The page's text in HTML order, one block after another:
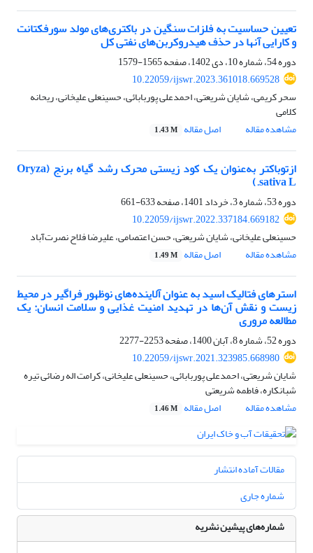
تعیین حساسیت به فلزات سنگین در باکتری‌های مولد سورفکتانت
و کارایی آنها در حذف هیدروکربن‌های نفتی کل
دوره 54، شماره 10، دی 1402، صفحه
1565-1579
10.22059/ijswr.2023.361018.669528
سحر کریمی، شایان شریعتی، احمدعلی پوربابائی، حسینعلی علیخانی، ریحانه
کلامی
مشاهده مقاله
اصل مقاله 1.43 M
ازتوباکتر به‌عنوان یک کود زیستی محرک رشد گیاه برنج (Oryza
sativa L.)
دوره 53، شماره 3، خرداد 1401، صفحه
633-661
10.22059/ijswr.2022.337184.669182
حسینعلی علیخانی، شایان شریعتی، حسن اعتصامی، علیرضا فلاح نصرت‌آباد
مشاهده مقاله
اصل مقاله 1.49 M
استرهای فتالیک اسید به عنوان آلاینده‌های نوظهور فراگیر در محیط
زیست و نقش آن‌ها در تهدید امنیت غذایی و سلامت انسان: یک
مطالعه مروری
دوره 52، شماره 8، آبان 1400، صفحه
2253-2277
10.22059/ijswr.2021.323985.668980
شایان شریعتی، احمدعلی پوربابائی، حسینعلی علیخانی، کرامت اله رضائی تیره
شبانکاره، فاطمه شریعتی
مشاهده مقاله
اصل مقاله 1.46 M
مقالات آماده انتشار
شماره جاری
شماره‌های پیشین نشریه